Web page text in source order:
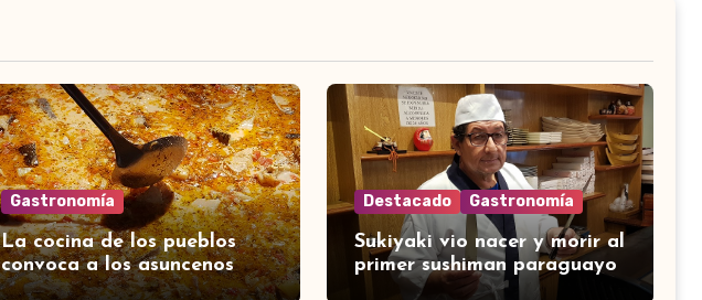
Gastronomía
La cocina de los pueblos
convoca a los asuncenos
Destacado Gastronomía
Sukiyaki vio nacer y morir al
primer sushiman paraguayo